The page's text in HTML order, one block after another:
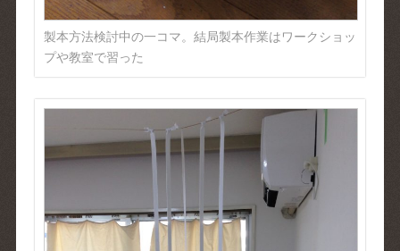
製本方法検討中の一コマ。結局製本作業はワークショッ
プや教室で習った